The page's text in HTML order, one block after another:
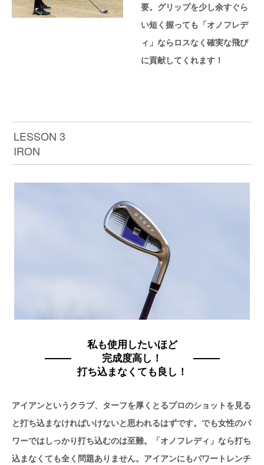
要。グリップを少し余すぐら
い短く握っても「オノフレデ
ィ」ならロスなく確実な飛び
に貢献してくれます！
LESSON 3
IRON
私も使用したいほど
完成度高し！
打ち込まなくても良し！
アイアンというクラブ、ターフを厚くとるプロのショットを見る
と打ち込まなければいけないと思われるはずです。でも女性のパ
ワーではしっかり打ち込むのは至難。「オノフレディ」なら打ち
込まなくても全く問題ありません。アイアンにもパワートレンチ